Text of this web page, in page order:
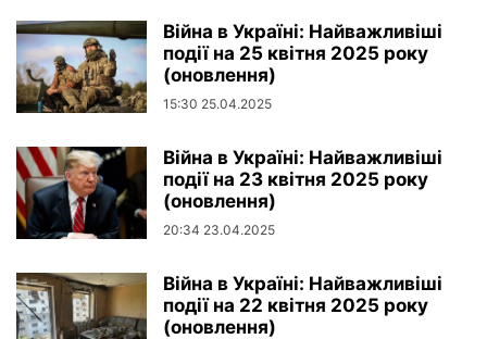
Війна в Україні: Найважливіші
події на 25 квітня 2025 року
(оновлення)
15:30 25.04.2025
Війна в Україні: Найважливіші
події на 23 квітня 2025 року
(оновлення)
20:34 23.04.2025
Війна в Україні: Найважливіші
події на 22 квітня 2025 року
(оновлення)